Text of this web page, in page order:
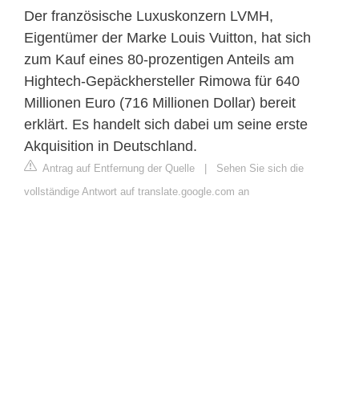
Der französische Luxuskonzern LVMH,
Eigentümer der Marke Louis Vuitton, hat sich
zum Kauf eines 80-prozentigen Anteils am
Hightech-Gepäckhersteller Rimowa für 640
Millionen Euro (716 Millionen Dollar) bereit
erklärt. Es handelt sich dabei um seine erste
Akquisition in Deutschland.
Antrag auf Entfernung der Quelle
Sehen Sie sich die
vollständige Antwort auf translate.google.com an